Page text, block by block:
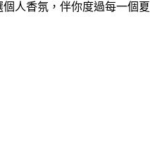
人香氛，伴你度過每一個